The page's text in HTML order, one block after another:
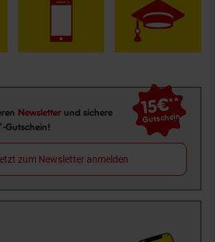
Newsletter und sichere
Gutschein!
15€**
Gutschein
zum Newsletter anmelden